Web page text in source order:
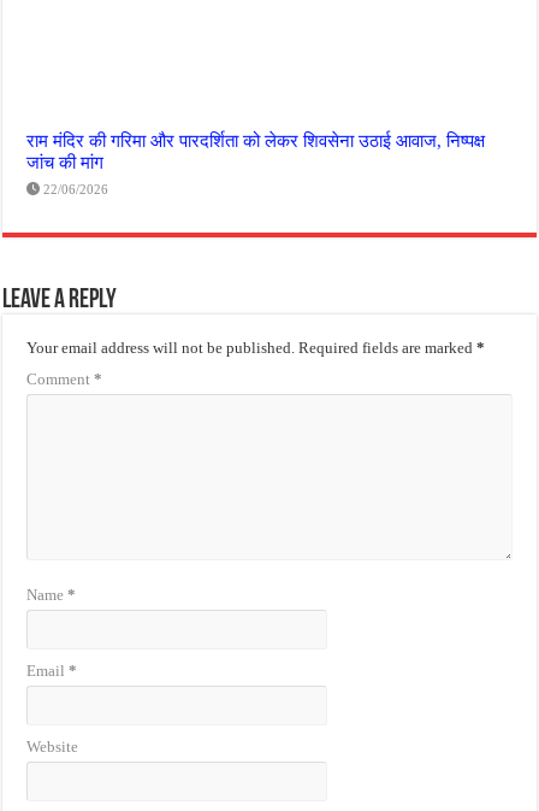
राम मंदिर की गरिमा और पारदर्शिता को लेकर शिवसेना उठाई आवाज, निष्पक्ष
जांच की मांग
22/06/2026
Leave a Reply
Your email address will not be published. Required fields are marked*
Comment*
Name*
Email*
Website